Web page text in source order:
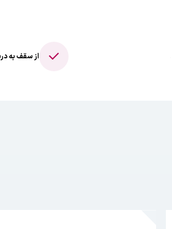
از سقف به